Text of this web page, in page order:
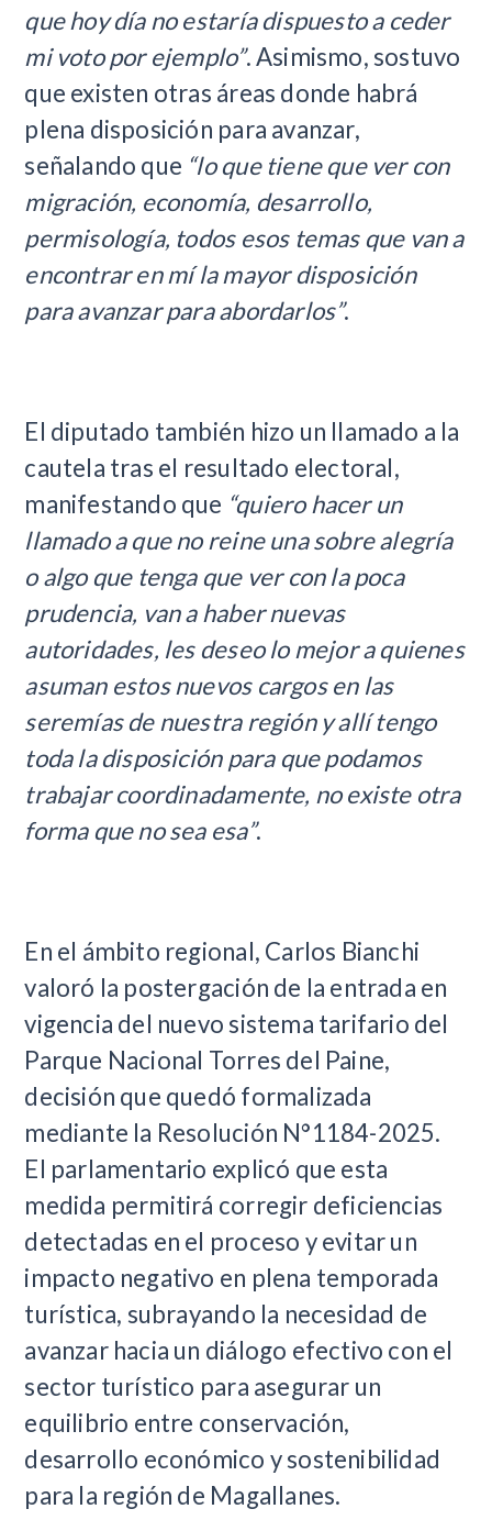
que hoy día no estaría dispuesto a ceder
mi voto por ejemplo”. Asimismo, sostuvo
que existen otras áreas donde habrá
plena disposición para avanzar,
señalando que “lo que tiene que ver con
migración, economía, desarrollo,
permisología, todos esos temas que van a
encontrar en mí la mayor disposición
para avanzar para abordarlos”.
El diputado también hizo un llamado a la
cautela tras el resultado electoral,
manifestando que “quiero hacer un
llamado a que no reine una sobre alegría
o algo que tenga que ver con la poca
prudencia, van a haber nuevas
autoridades, les deseo lo mejor a quienes
asuman estos nuevos cargos en las
seremías de nuestra región y allí tengo
toda la disposición para que podamos
trabajar coordinadamente, no existe otra
forma que no sea esa”.
En el ámbito regional, Carlos Bianchi
valoró la postergación de la entrada en
vigencia del nuevo sistema tarifario del
Parque Nacional Torres del Paine,
decisión que quedó formalizada
mediante la Resolución N°1184-2025.
El parlamentario explicó que esta
medida permitirá corregir deficiencias
detectadas en el proceso y evitar un
impacto negativo en plena temporada
turística, subrayando la necesidad de
avanzar hacia un diálogo efectivo con el
sector turístico para asegurar un
equilibrio entre conservación,
desarrollo económico y sostenibilidad
para la región de Magallanes.